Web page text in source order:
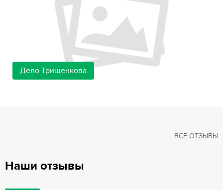
Дело Трищенкова
Наши отзывы
ВСЕ ОТЗЫВЫ